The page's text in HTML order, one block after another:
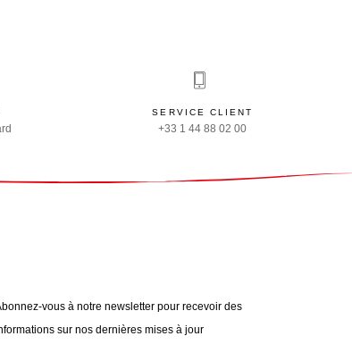
SERVICE CLIENT
+33 1 44 88 02 00
vous à notre newsletter pour recevoir des
sur nos dernières mises à jour